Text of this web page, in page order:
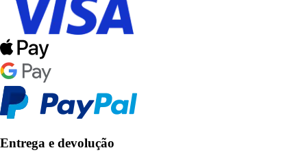
Entrega e devolução